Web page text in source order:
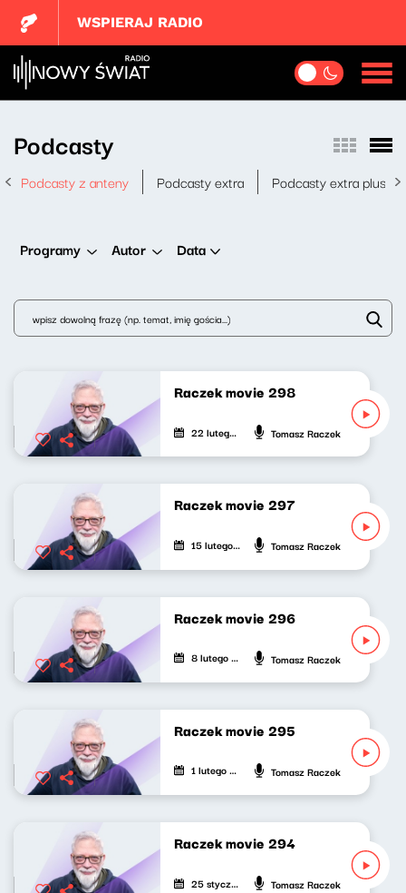
WSPIERAJ RADIO
Podcasty
Podcasty z anteny Podcasty extra Podcasty extra plus
Programy Autor Data
Raczek movie 298
22 lutego 2026 Tomasz Raczek
Raczek movie 297
15 lutego 2026 Tomasz Raczek
Raczek movie 296
8 lutego 2026 Tomasz Raczek
Raczek movie 295
1 lutego 2026 Tomasz Raczek
Raczek movie 294
25 stycznia 2026 Tomasz Raczek